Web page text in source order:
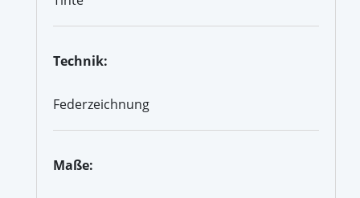
Technik:
Federzeichnung
Maße: